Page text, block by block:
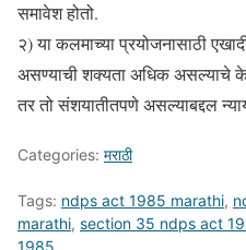
समावेश होतो.
२) या कलमाच्या प्रयोजनासाठी
असण्याची शक्यता अधिक असल्याचे
तर तो संशयातीतपणे असल्याबद्दल
Categories: मराठी
Tags: ndps act 1985 marathi,
marathi, section 35 ndps act
1985